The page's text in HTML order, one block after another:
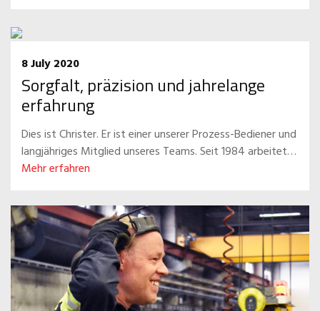
8 July 2020
Sorgfalt, präzision und jahrelange
erfahrung
Dies ist Christer. Er ist einer unserer Prozess-Bediener und
langjähriges Mitglied unseres Teams. Seit 1984 arbeitet…
Mehr erfahren